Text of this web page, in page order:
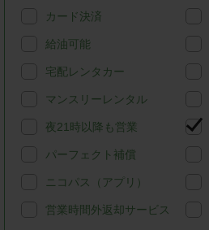
カード決済
給油可能
宅配レンタカー
マンスリーレンタル
夜21時以降も営業
パーフェクト補償
ニコパス（アプリ）
営業時間外返却サービス